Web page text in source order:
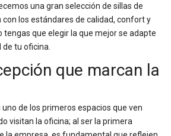
una gran selección de sillas de
los estándares de calidad, confort y
tengas que elegir la que mejor se adapte
tu oficina.
que marcan la
uno de los primeros espacios que ven
visitan la oficina; al ser la primera